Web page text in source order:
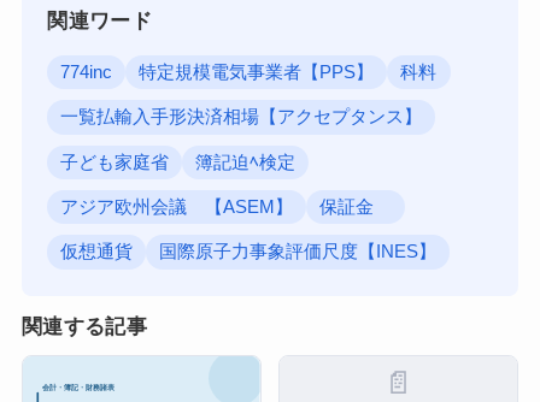
関連ワード
774inc 特定規模電気事業者【PPS】 科料
一覧払輸入手形決済相場【アクセプタンス】
子ども家庭省 簿記迫ﾍ検定
アジア欧州会議 【ASEM】 保証金
仮想通貨 国際原子力事象評価尺度【INES】
関連する記事
📄